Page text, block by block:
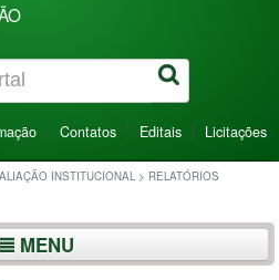
Contatos Editais Licitações
INSTITUCIONAL > RELATÓRIOS
MENU